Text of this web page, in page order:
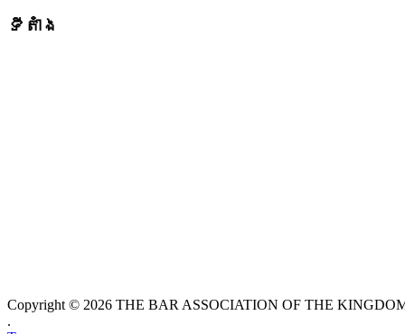
ទីតាំង
Copyright © 2026 THE BAR ASSOCIATION OF THE
.